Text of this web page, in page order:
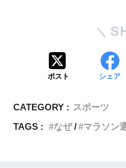
ポスト シェア
CATEGORY : スポーツ
TAGS :
なぜ マラソン